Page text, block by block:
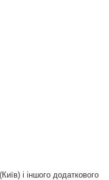
і іншого додаткового